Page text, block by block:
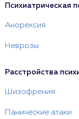
Психиатрическая
Анорексия
Неврозы
Расстройства
Шизофрения
Панические атаки